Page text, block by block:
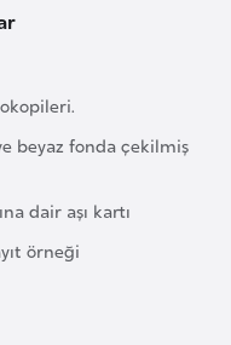
beyaz fonda çekilmiş
dair aşı kartı
örneği